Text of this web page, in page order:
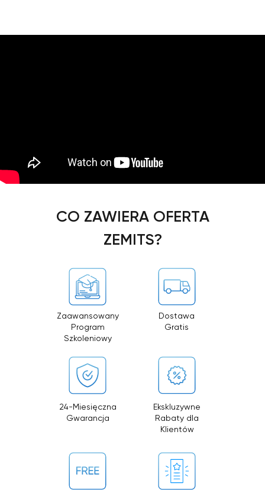
CO ZAWIERA OFERTA
ZEMITS?
Zaawansowany
Program
Szkoleniowy
Dostawa
Gratis
24-Miesięczna
Gwarancja
Ekskluzywne
Rabaty dla
Klientów